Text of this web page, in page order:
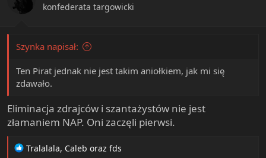
s
konfederata targowicki
Szynka napisał:
Ten Pirat jednak nie jest takim aniołkiem, jak mi się
zdawało.
Eliminacja zdrajców i szantażystów nie jest
złamaniem NAP. Oni zaczęli pierwsi.
R
Tralalala, Caleb oraz fds